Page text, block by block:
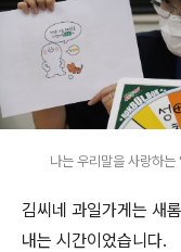
나는 우리말을 사랑하
김씨네 과일가게는 새
내는 시간이었습니다.